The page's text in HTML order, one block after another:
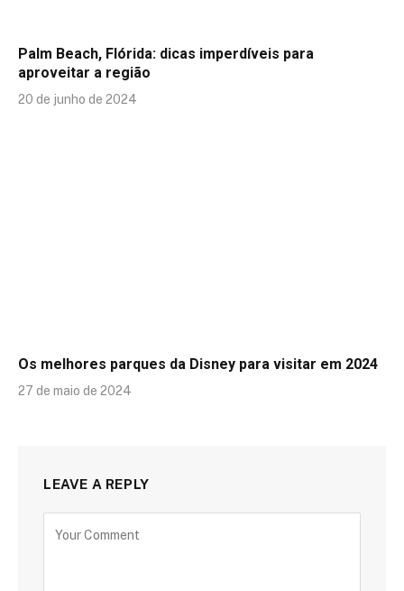
Palm Beach, Flórida: dicas imperdíveis para
aproveitar a região
20 de junho de 2024
Os melhores parques da Disney para visitar em 2024
27 de maio de 2024
LEAVE A REPLY